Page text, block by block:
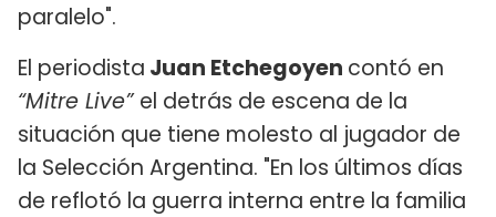
paralelo".
El periodista Juan Etchegoyen contó en
“Mitre Live”el detrás de escena de la
situación que tiene molesto al jugador de
la Selección Argentina. "En los últimos días
de reflotó la guerra interna entre la familia